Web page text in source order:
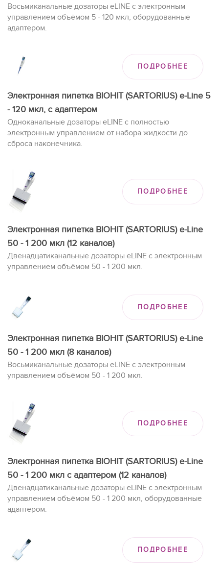
Восьмиканальные дозаторы eLINE с электронным
управлением объёмом 5 - 120 мкл, оборудованные
адаптером.
ПОДРОБНЕЕ
Электронная пипетка BIOHIT (SARTORIUS) e-Line 5
- 120 мкл, с адаптером
Одноканальные дозаторы eLINE с полностью
электронным управлением от набора жидкости до
сброса наконечника.
ПОДРОБНЕЕ
Электронная пипетка BIOHIT (SARTORIUS) e-Line
50 - 1 200 мкл (12 каналов)
Двенадцатиканальные дозаторы eLINE с электронным
управлением объёмом 50 - 1 200 мкл.
ПОДРОБНЕЕ
Электронная пипетка BIOHIT (SARTORIUS) e-Line
50 - 1 200 мкл (8 каналов)
Восьмиканальные дозаторы eLINE с электронным
управлением объёмом 50 - 1 200 мкл.
ПОДРОБНЕЕ
Электронная пипетка BIOHIT (SARTORIUS) e-Line
50 - 1 200 мкл с адаптером (12 каналов)
Двенадцатиканальные дозаторы eLINE с электронным
управлением объёмом 50 - 1 200 мкл, оборудованные
адаптером.
ПОДРОБНЕЕ